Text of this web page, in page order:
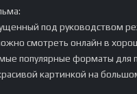
под руководством
смотреть онлайн в
популярные форматы для
картинкой на